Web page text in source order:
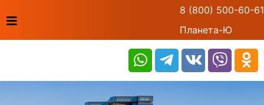
8 (800) 500-60-61
Планета-Ю